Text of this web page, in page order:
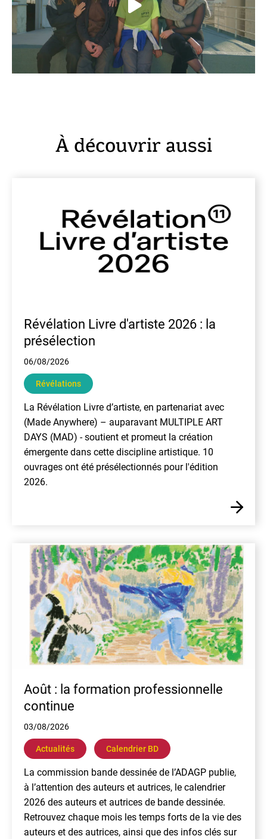
À découvrir aussi
Révélation Livre d'artiste 2026 : la
présélection
06/08/2026
Révélations
La Révélation Livre d’artiste, en partenariat avec
(Made Anywhere) – auparavant MULTIPLE ART
DAYS (MAD) - soutient et promeut la création
émergente dans cette discipline artistique. 10
ouvrages ont été présélectionnés pour l'édition
2026.
Août : la formation professionnelle
continue
03/08/2026
Actualités Calendrier BD
La commission bande dessinée de l’ADAGP publie,
à l’attention des auteurs et autrices, le calendrier
2026 des auteurs et autrices de bande dessinée.
Retrouvez chaque mois les temps forts de la vie des
auteurs et des autrices, ainsi que des infos clés sur